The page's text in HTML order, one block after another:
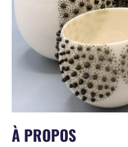
À PROPOS